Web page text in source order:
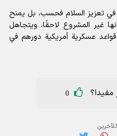
في تعزيز السلام فحسب، بل يمنح
غير المشروع لاحقًا، ويتجاهل
عسكرية أمريكية دورهم في
0